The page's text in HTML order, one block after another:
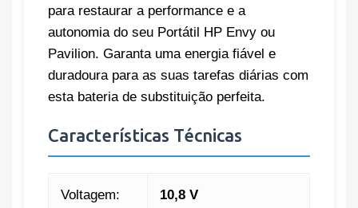
para restaurar a performance e a
autonomia do seu Portátil HP Envy ou
Pavilion. Garanta uma energia fiável e
duradoura para as suas tarefas diárias com
esta bateria de substituição perfeita.
Características Técnicas
Voltagem: 10,8 V